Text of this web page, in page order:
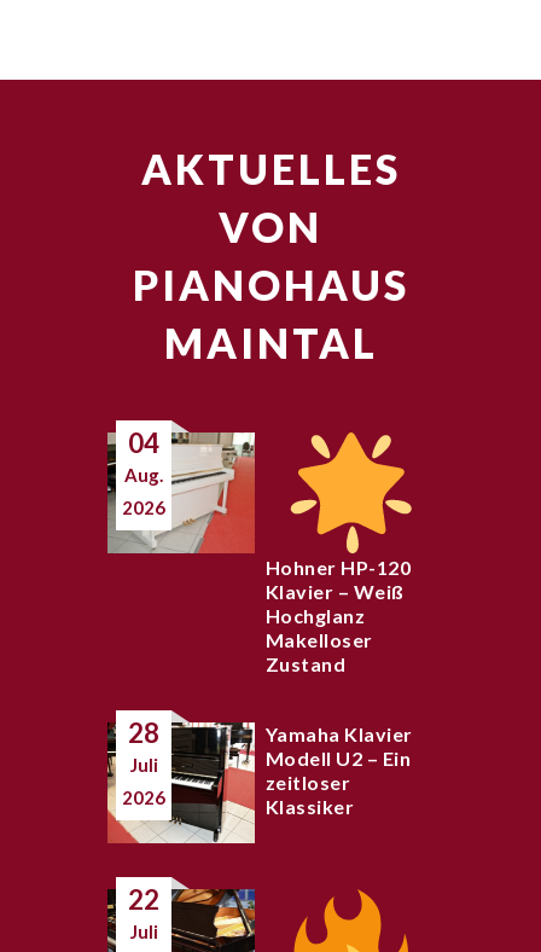
AKTUELLES
VON
PIANOHAUS
MAINTAL
04
Aug.
2026
Hohner HP-120
Klavier – Weiß
Hochglanz
Makelloser
Zustand
28
Juli
2026
Yamaha Klavier
Modell U2 – Ein
zeitloser
Klassiker
22
Juli